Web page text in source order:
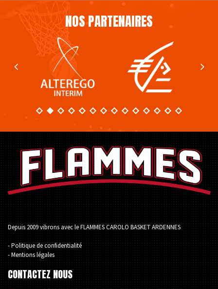
NOS PARTENAIRES
Depuis 2009 vibrons avec le FLAMMES CAROLO BASKET ARDENNES
- Politique de confidentialité
- Mentions légales
CONTACTEZ NOUS